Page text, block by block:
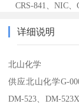
CRS-841、NIC
详细说明
北山化学
供应北山化学G-
DM-523、DM-